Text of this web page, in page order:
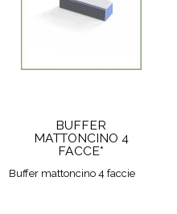
BUFFER
MATTONCINO 4
FACCE*
Buffer mattoncino 4 faccie